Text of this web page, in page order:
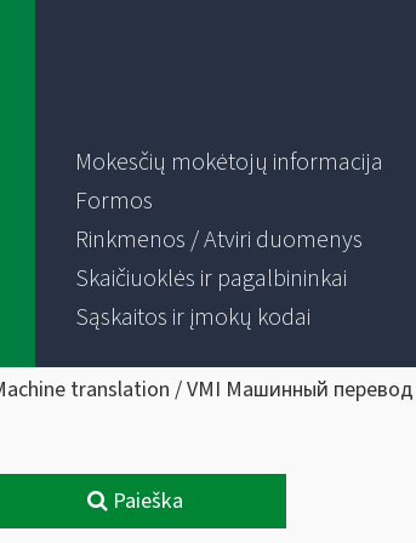
Mokesčių mokėtojų informacija
Formos
Rinkmenos / Atviri duomenys
Skaičiuoklės ir pagalbininkai
Sąskaitos ir įmokų kodai
translation / VMI Машинный
Paieška